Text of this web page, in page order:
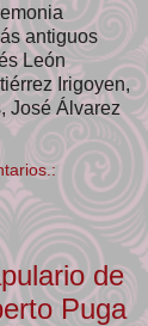
antiguos
León
Irigoyen,
José Álvarez
de
Puga